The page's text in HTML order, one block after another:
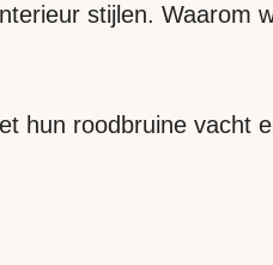
stijlen. Waarom
hun roodbruine vacht